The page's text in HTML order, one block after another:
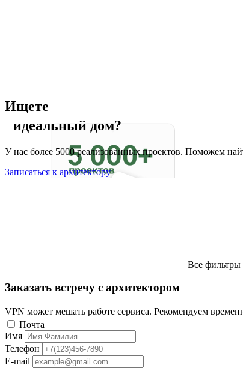
Ищете
идеальный дом?
У нас более 5000 реализованных проектов. Поможем
Записаться к архитектору
Все фильтры
Заказать встречу с архитектором
VPN может мешать работе сервиса. Рекомендуем
Почта
Имя
Телефон
E-mail